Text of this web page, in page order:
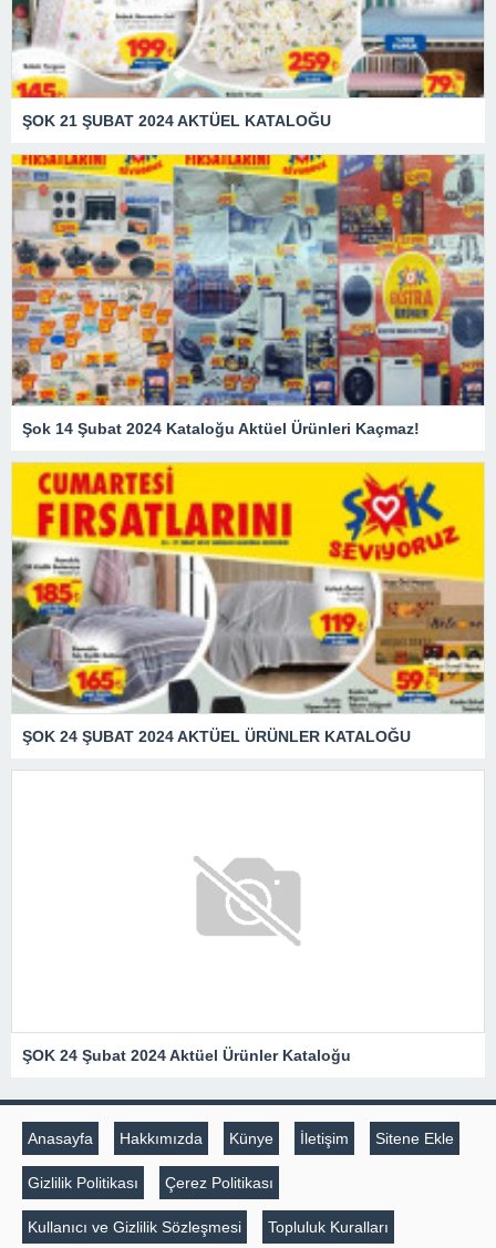
ŞOK 21 ŞUBAT 2024 AKTÜEL KATALOĞU
Şok 14 Şubat 2024 Kataloğu Aktüel Ürünleri Kaçmaz!
ŞOK 24 ŞUBAT 2024 AKTÜEL ÜRÜNLER KATALOĞU
ŞOK 24 Şubat 2024 Aktüel Ürünler Kataloğu
Anasayfa Hakkımızda Künye İletişim Sitene Ekle
Gizlilik Politikası Çerez Politikası
Kullanıcı ve Gizlilik Sözleşmesi Topluluk Kuralları